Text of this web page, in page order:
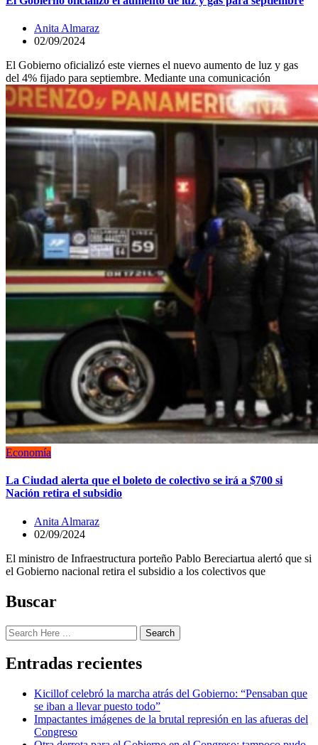
Anita Almaraz
02/09/2024
El Gobierno oficializó este viernes el nuevo aumento de luz y gas
del 4% fijado para septiembre. Mediante una comunicación
Economía
La Ciudad alerta que el boleto de colectivo se irá a $700 si
Nación retira el subsidio
Anita Almaraz
02/09/2024
El ministro de Infraestructura porteño Pablo Bereciartua alertó que si
el Gobierno nacional retira el subsidio a los colectivos que
Buscar
Search
Entradas recientes
Kicillof celebró la marcha atrás del Gobierno: “Pensaban que
se iban a llevar puesto todo”
Impactantes imágenes de la brutal represión en las afueras del
Congreso